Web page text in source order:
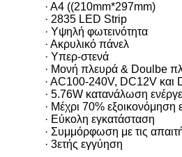
· Α4 ((210mm*297mm)
· 2835 LED Strip
· Υψηλή φωτεινότητα
· Ακρυλικό πάνελ
· Υπερ-στενά
· Μονή πλευρά & Doulbe
· AC100-240V, DC12V και
· 5.76W κατανάλωση
· Μέχρι 70% εξοικονόμηση
· Εύκολη εγκατάσταση
· Συμμόρφωση με τις
· 3ετής εγγύηση